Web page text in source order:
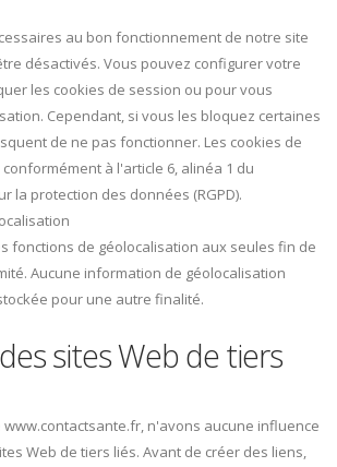
au bon fonctionnement de notre site
désactivés. Vous pouvez configurer votre
les cookies de session ou pour vous
Cependant, si vous les bloquez certaines
de ne pas fonctionner. Les cookies de
à l'article 6, alinéa 1 du
la protection des données (RGPD).
fonctions de géolocalisation aux seules fin de
Aucune information de géolocalisation
pour une autre finalité.
sites Web de tiers
n'avons aucune influence
Web de tiers liés. Avant de créer des liens,